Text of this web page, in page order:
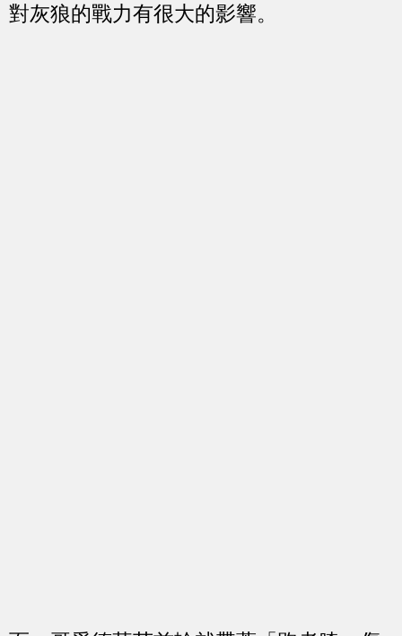
對灰狼的戰力有很大的影響。